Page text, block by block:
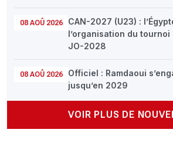
08 AOÛ 2026
CAN-2027 (U23) :
l’organisation du
JO-2028
08 AOÛ 2026
Officiel : Ramdaoui
jusqu’en 2029
VOIR PLUS DE